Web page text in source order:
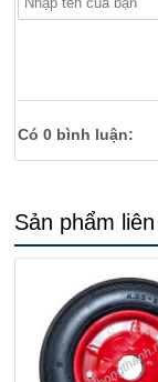
Có0 bình luận:
Sản phẩm